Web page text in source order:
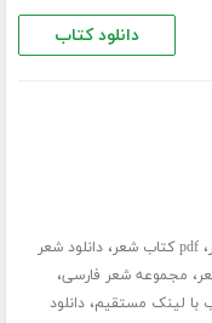
دانلود کتاب
،pdf کتاب شعر ،دانلود شعر
، مجموعه شعر فارسی،
با لینک مستقیم،دانلود